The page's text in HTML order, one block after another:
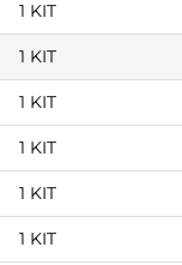
1 KIT
1 KIT
1 KIT
1 KIT
1 KIT
1 KIT